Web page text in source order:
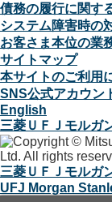
債務の履行に関す
システム障害時の
お客さま本位の業
サイトマップ
本サイトのご利用
SNS公式アカウン
English
三菱ＵＦＪモルガ
三菱ＵＦＪモルガ
UFJ Morgan